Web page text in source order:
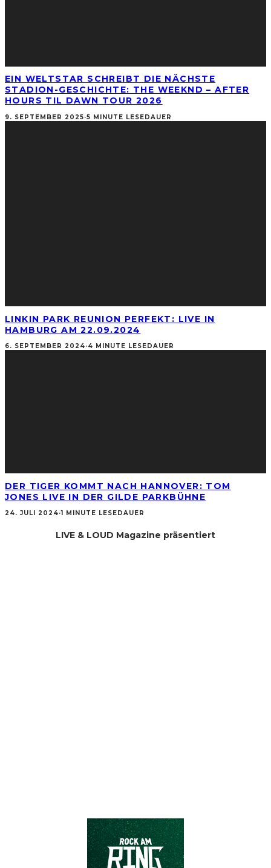
EIN WELTSTAR SCHREIBT DIE NÄCHSTE
STADION-GESCHICHTE: THE WEEKND – AFTER
HOURS TIL DAWN TOUR 2026
9. SEPTEMBER 2025·5 MINUTE LESEDAUER
LINKIN PARK REUNION PERFEKT: LIVE IN
HAMBURG AM 22.09.2024
6. SEPTEMBER 2024·4 MINUTE LESEDAUER
DER TIGER KOMMT NACH HANNOVER: TOM
JONES LIVE IN DER GILDE PARKBÜHNE
24. JULI 2024·1 MINUTE LESEDAUER
LIVE & LOUD Magazine präsentiert